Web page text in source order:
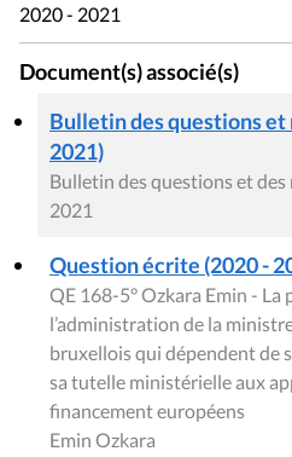
2020 - 2021
Document(s) associé(s)
Bulletin des questions et
2021)
Bulletin des questions et
2021
Question écrite (2020 -
QE 168-5° Ozkara Emin -
l’administration de la
bruxellois qui dépendent de
sa tutelle ministérielle aux
financement européens
Emin Ozkara